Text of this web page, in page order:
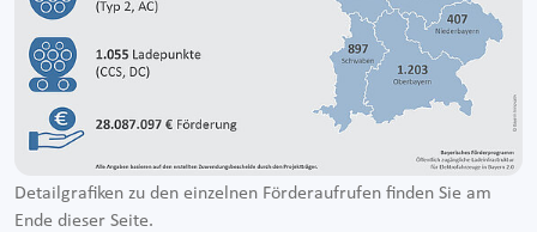
Detailgrafiken zu den einzelnen Förderaufrufen finden Sie am
Ende dieser Seite.